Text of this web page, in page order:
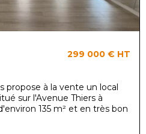
299 000 € HT
propose à la vente un local
sur l'Avenue Thiers à
135 m² et en très bon